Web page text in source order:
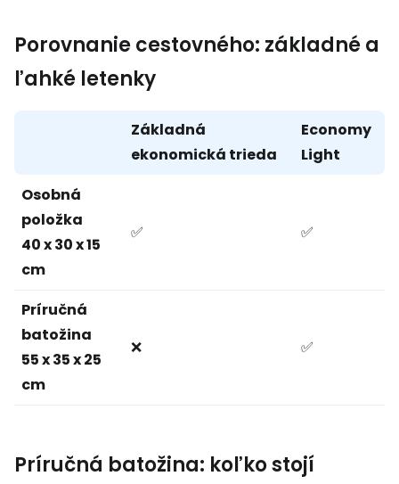
Porovnanie cestovného: základné a
ľahké letenky
Základná
ekonomická trieda
Economy
Light
Osobná
položka
40 x 30 x 15
cm
✅ ✅
Príručná
batožina
55 x 35 x 25
cm
❌ ✅
Príručná batožina: koľko stojí